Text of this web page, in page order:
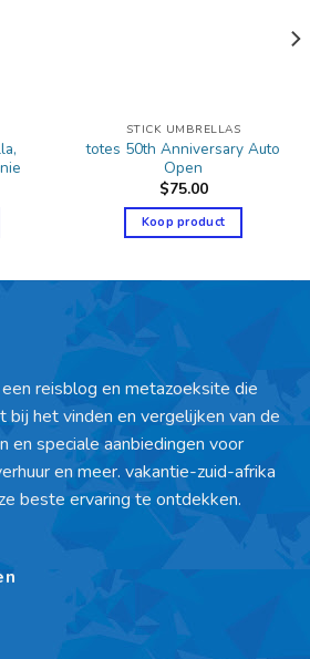
STICK UMBRELLAS
totes 50th Anniversary Auto
Open
$75.00
Koop product
reisblog en metazoeksite die
bij het vinden en vergelijken van de
en speciale aanbiedingen voor
en meer. vakantie-zuid-afrika
beste ervaring te ontdekken.